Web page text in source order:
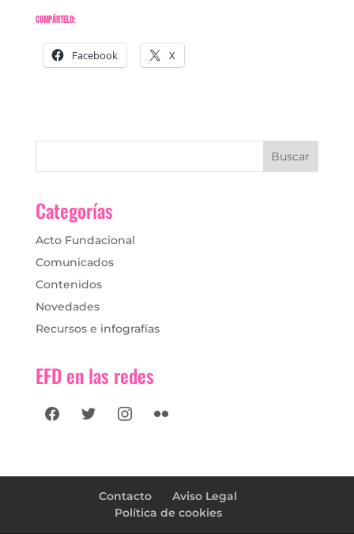
Compártelo:
Facebook X
Categorías
Acto Fundacional
Comunicados
Contenidos
Novedades
Recursos e infografías
EFD en las redes
facebooktwitter instagram
flickr
Contacto
Aviso Legal
Política de cookies